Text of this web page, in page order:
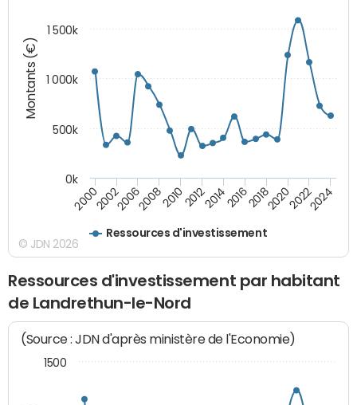
Montants (€)
Ressources d'investissement
200020022006200820102012201420162018202020222024
0k
500k
1 000k
1 500k
© JDN 2026
Ressources d'investissement par habitant
de Landrethun-le-Nord
(Source : JDN d'après ministère de l'Economie)
1500